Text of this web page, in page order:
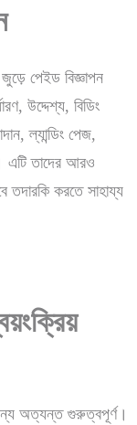
জুড়ে পেইড বিজ্ঞাপন
উদ্দেশ্য, বিডিং
ল্যান্ডিং পেজ,
এটি তাদের আরও
তদারকি করতে সাহায্য
জন্য অত্যন্ত গুরুত্বপূর্ণ।